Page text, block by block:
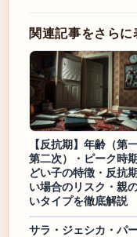
関連記事をさらに
【反抗期】年齢（第
第二次）・ピーク時
どい子の特徴・反抗
い場合のリスク・親
いタイプを徹底解説
サラ・ジェシカ・パ